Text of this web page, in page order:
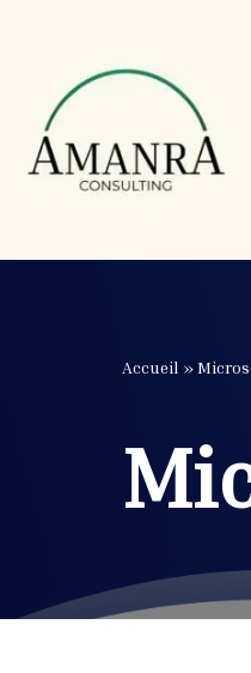
contenu
Accueil »